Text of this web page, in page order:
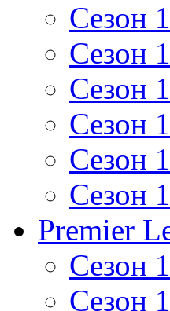
Сезон
Сезон
Сезон
Сезон
Сезон
Сезон
Premier
Сезон
Сезон